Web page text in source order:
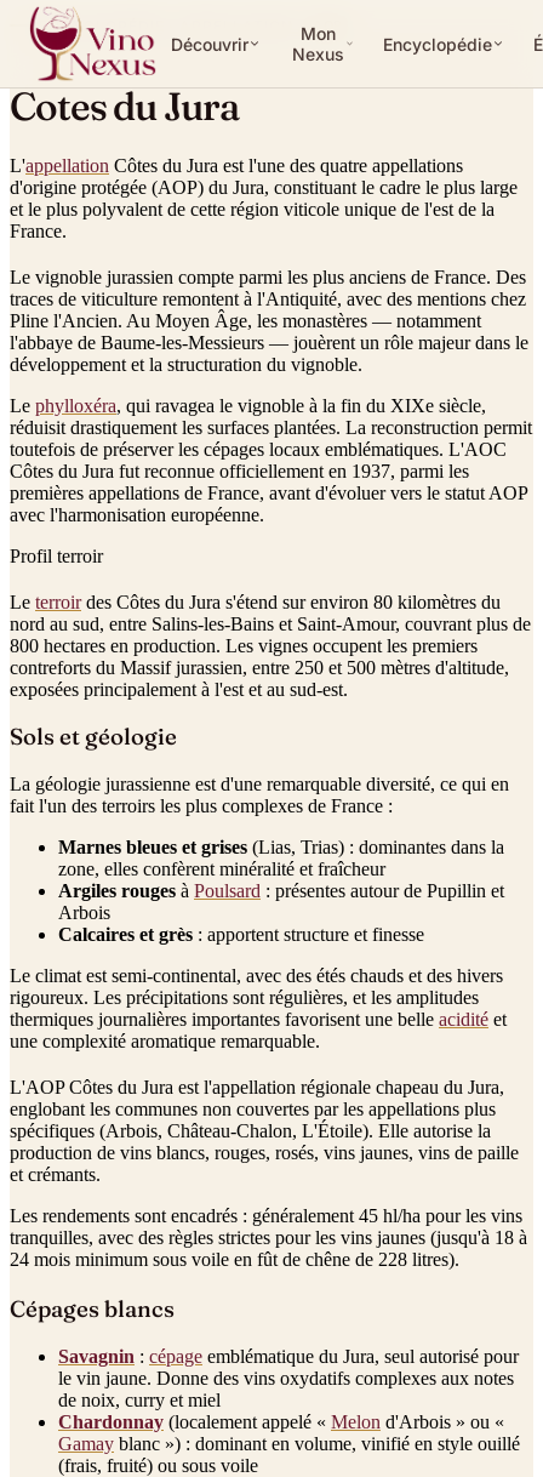
Découvrir
Mon
Nexus
Encyclopédie
ENCYCLOPÉDIE · AOP
Cotes du Jura
L'appellation Côtes du Jura est l'une des quatre appellations
d'origine protégée (AOP) du Jura, constituant le cadre le plus large
et le plus polyvalent de cette région viticole unique de l'est de la
France.
Le vignoble jurassien compte parmi les plus anciens de France. Des
traces de viticulture remontent à l'Antiquité, avec des mentions chez
Pline l'Ancien. Au Moyen Âge, les monastères — notamment
l'abbaye de Baume-les-Messieurs — jouèrent un rôle majeur dans le
développement et la structuration du vignoble.
Le phylloxéra, qui ravagea le vignoble à la fin du XIXe siècle,
réduisit drastiquement les surfaces plantées. La reconstruction permit
toutefois de préserver les cépages locaux emblématiques. L'AOC
Côtes du Jura fut reconnue officiellement en 1937, parmi les
premières appellations de France, avant d'évoluer vers le statut AOP
avec l'harmonisation européenne.
Profil terroir
Le terroirdes Côtes du Jura s'étend sur environ 80 kilomètres du
nord au sud, entre Salins-les-Bains et Saint-Amour, couvrant plus de
800 hectares en production. Les vignes occupent les premiers
contreforts du Massif jurassien, entre 250 et 500 mètres d'altitude,
exposées principalement à l'est et au sud-est.
Sols et géologie
La géologie jurassienne est d'une remarquable diversité, ce qui en
fait l'un des terroirs les plus complexes de France :
Marnes bleues et grises (Lias, Trias) : dominantes dans la
zone, elles confèrent minéralité et fraîcheur
Argiles rouges à Poulsard : présentes autour de Pupillin et
Arbois
Calcaires et grès : apportent structure et finesse
Le climat est semi-continental, avec des étés chauds et des hivers
rigoureux. Les précipitations sont régulières, et les amplitudes
thermiques journalières importantes favorisent une belle acidité et
une complexité aromatique remarquable.
L'AOP Côtes du Jura est l'appellation régionale chapeau du Jura,
englobant les communes non couvertes par les appellations plus
spécifiques (Arbois, Château-Chalon, L'Étoile). Elle autorise la
production de vins blancs, rouges, rosés, vins jaunes, vins de paille
et crémants.
Les rendements sont encadrés : généralement 45 hl/ha pour les vins
tranquilles, avec des règles strictes pour les vins jaunes (jusqu'à 18 à
24 mois minimum sous voile en fût de chêne de 228 litres).
Cépages blancs
Savagnin : cépage emblématique du Jura, seul autorisé pour
le vin jaune. Donne des vins oxydatifs complexes aux notes
de noix, curry et miel
Chardonnay (localement appelé « Melon d'Arbois » ou «
Gamay blanc ») : dominant en volume, vinifié en style ouillé
(frais, fruité) ou sous voile